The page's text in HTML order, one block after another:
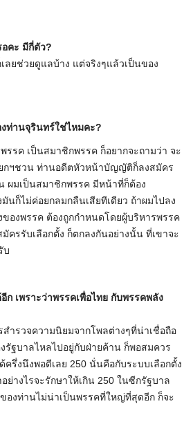
คะ มีกี่ตัว?
ลยช่วยดูแลบ้าง แต่จริงๆแล้วเป็นของ
ท่านจุรินทร์ใช่ไหมคะ?
รค เป็นสมาชิกพรรค ก็อยากจะถามว่า จะ
กฯชวน ท่านอดีตหัวหน้าบัญญัติก็ลงสมัคร
ผมเป็นสมาชิกพรรค มีหน้าที่ก็ต้อง
นก็ไม่ค่อยกลมกลืนเสียทีเดียว ถ้าผมไปลง
องพรรค ต้องถูกกำหนดโดยผู้บริหารพรรค
ครรับเลือกตั้ง ก็ตกลงกันอย่างนั้น ที่เขาจะ
บ
เพราะว่าพรรคเพื่อไทย กับพรรคพลัง
สำรวจความนิยมจากโพลต่างๆที่น่าเชื่อถือ
รัฐบาลไหลไปอยู่กับฝ่ายค้าน ก็พอสมควร
รึ่งนึงพอดีเลย 250 นั่นคือกับระบบเลือกตั้ง
ย่างไรจะรักษาให้เกิน 250 ในซีกรัฐบาล
องท่านไม่น่าเป็นพรรคที่ใหญ่ที่สุดอีก ก็จะ